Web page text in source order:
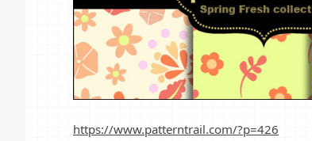
https://www.patterntrail.com/?p=426